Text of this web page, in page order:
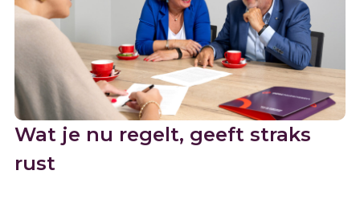
Wat je nu regelt, geeft straks
rust